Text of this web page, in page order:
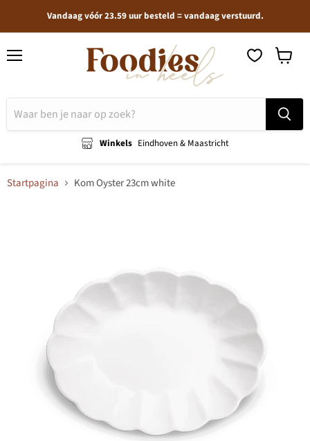
Vandaag vóór 23.59 uur besteld = vandaag verstuurd.
Winkels Eindhoven & Maastricht
Startpagina Kom Oyster 23cm white